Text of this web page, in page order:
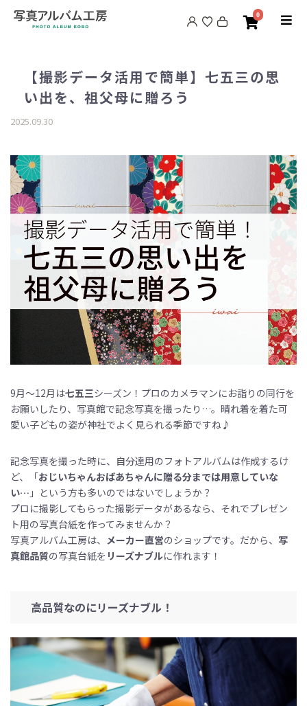
0
【撮影データ活用で簡単】七五三の思
い出を、祖父母に贈ろう
2025.09.30
9月～12月は七五三シーズン！プロのカメラマンにお詣りの同行を
お願いしたり、写真館で記念写真を撮ったり…。晴れ着を着た可
愛い子どもの姿が神社でよく見られる季節ですね♪
記念写真を撮った時に、自分達用のフォトアルバムは作成するけ
ど、「おじいちゃんおばあちゃんに贈る分までは用意していな
い… 」という方も多いのではないでしょうか？
プロに撮影してもらった撮影データがあるなら、それでプレゼン
ト用の写真台紙を作ってみませんか？
写真アルバム工房は、 メーカー直営のショップです。だから、 写
真館品質の写真台紙を リーズナブルに作れます！
高品質なのにリーズナブル！